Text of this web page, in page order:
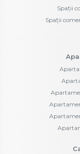
Spații
Spații